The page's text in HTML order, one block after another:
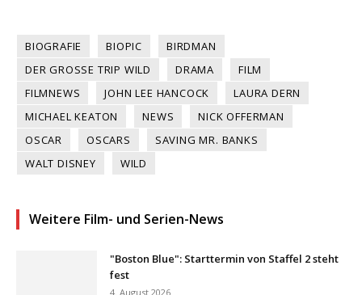
BIOGRAFIE BIOPIC
BIRDMAN
DER GROSSE TRIP WILD
DRAMA
FILM
FILMNEWS
JOHN LEE HANCOCK
LAURA DERN
MICHAEL KEATON
NEWS
NICK OFFERMAN
OSCAR
OSCARS
SAVING MR. BANKS
WALT DISNEY
WILD
Weitere Film- und Serien-News
"Boston Blue": Starttermin von Staffel 2 steht
fest
4. August 2026